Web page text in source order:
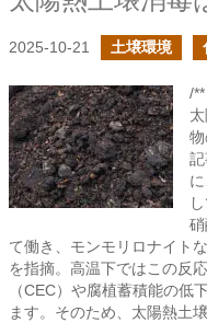
2025-10-21 土壌環境
/**
て働き、モンモリロナイト
を指摘。高温下ではこの反
（CEC）や腐植蓄積能の低
ます。そのため、太陽熱土